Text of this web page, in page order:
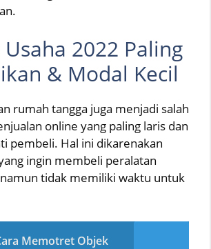
2022 Paling
& Modal Kecil
rumah tangga juga menjadi salah
online yang paling laris dan
pembeli. Hal ini dikarenakan
ingin membeli peralatan
tidak memiliki waktu untuk
Memotret Objek